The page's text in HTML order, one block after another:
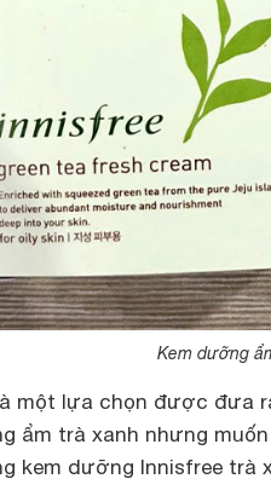
Kem dưỡng
một lựa chọn được đưa
ẩm trà xanh nhưng
kem dưỡng Innisfree trà